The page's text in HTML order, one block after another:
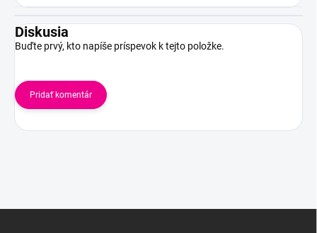
Diskusia
Buďte prvý, kto napíše príspevok k tejto položke.
Pridať komentár